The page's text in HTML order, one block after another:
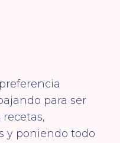
para ser
y poniendo todo